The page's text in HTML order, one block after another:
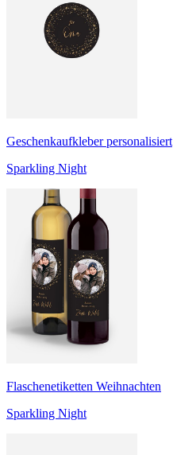
Geschenkaufkleber personalisiert
Sparkling Night
Flaschenetiketten Weihnachten
Sparkling Night